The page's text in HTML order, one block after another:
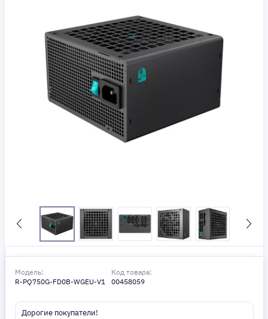
Модель:
R-PQ750G-FD0B-WGEU-V1
Код товара:
00458059
Дорогие покупатели!